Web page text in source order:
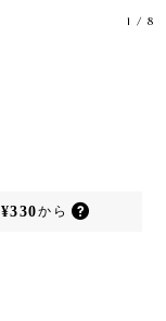
1 /8
¥330から